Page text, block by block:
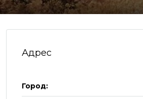
Адрес
Город: